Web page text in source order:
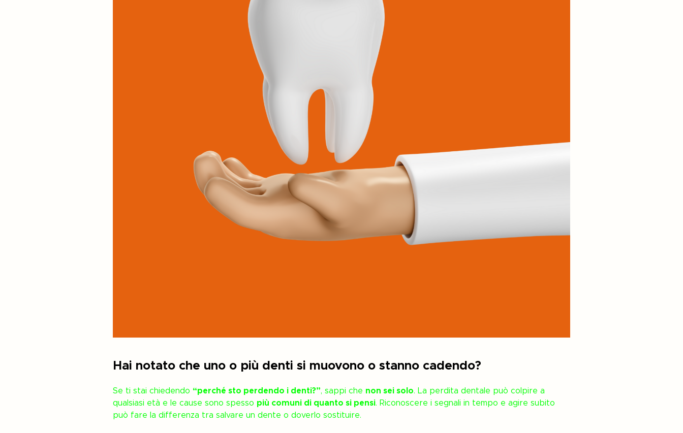
Hai notato che uno o più denti si muovono o stanno cadendo?
Se ti stai chiedendo “perché sto perdendo i denti?”, sappi che non sei solo. La perdita dentale può colpire a
qualsiasi età e le cause sono spesso più comuni di quanto si pensi. Riconoscere i segnali in tempo e agire subito
può fare la differenza tra salvare un dente o doverlo sostituire.